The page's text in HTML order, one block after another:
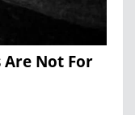
Are Not For